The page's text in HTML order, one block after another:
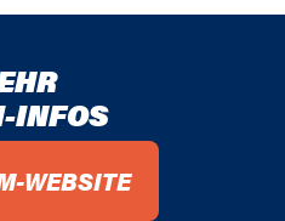
INFOS
WEBSITE